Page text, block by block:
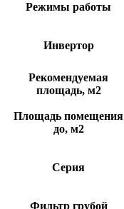
Режимы работы
Инвертор
Рекомендуемая
площадь, м2
Площадь помещения
до, м2
Серия
Фильтр грубой